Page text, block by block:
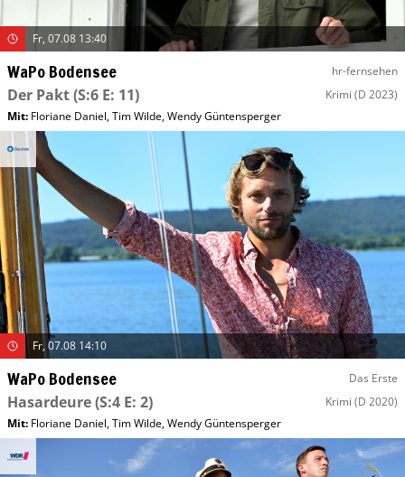
Fr, 07.08 13:40
WaPo Bodensee hr-fernsehen
Der Pakt(S:6 E: 11) Krimi (D 2023)
Mit: Floriane Daniel,Tim Wilde,Wendy Güntensperger
Fr, 07.08 14:10
WaPo Bodensee Das Erste
Hasardeure(S:4 E: 2) Krimi (D 2020)
Mit: Floriane Daniel,Tim Wilde,Wendy Güntensperger